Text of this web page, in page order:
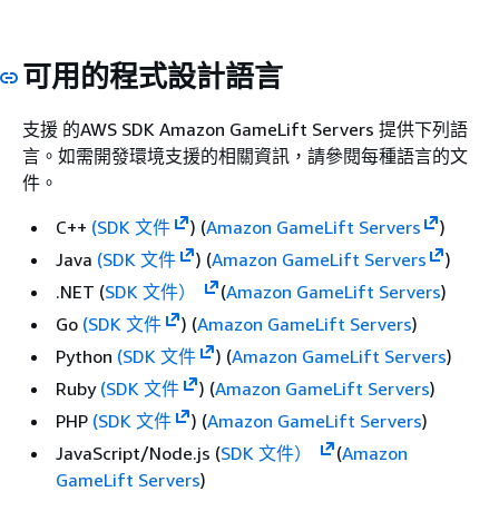
可用的程式設計語言
支援 的AWS SDK Amazon GameLift Servers 提供下列語
言。如需開發環境支援的相關資訊，請參閱每種語言的文
件。
C++ (SDK 文件 ) (Amazon GameLift Servers
)
Java (SDK 文件 ) (Amazon GameLift Servers
)
.NET (SDK 文件） (Amazon GameLift Servers)
Go (SDK 文件 ) (Amazon GameLift Servers)
Python (SDK 文件 ) (Amazon GameLift Servers)
Ruby (SDK 文件 ) (Amazon GameLift Servers)
PHP (SDK 文件 ) (Amazon GameLift Servers)
JavaScript/Node.js (SDK 文件） (Amazon
GameLift Servers)